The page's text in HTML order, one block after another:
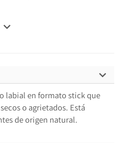


labial en formato stick que
o agrietados. Está
de origen natural.